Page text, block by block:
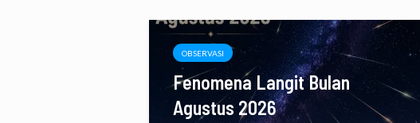
OBSERVASI
Fenomena Langit Bulan
Agustus 2026